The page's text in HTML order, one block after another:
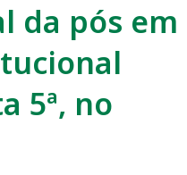
da pós em
5ª, no